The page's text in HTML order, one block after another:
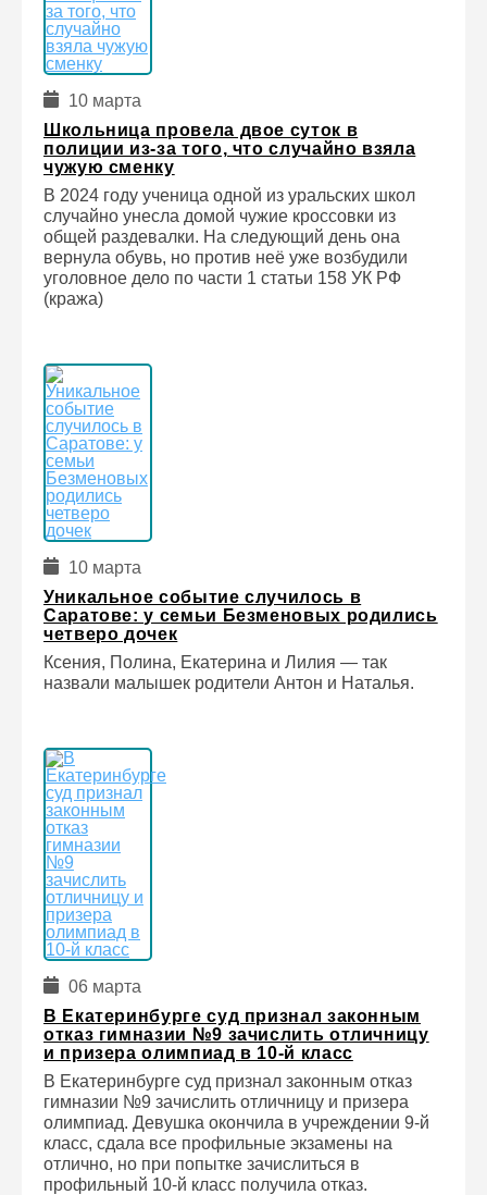
10 марта
Школьница провела двое суток в
полиции из-за того, что случайно взяла
чужую сменку
В 2024 году ученица одной из уральских школ
случайно унесла домой чужие кроссовки из
общей раздевалки. На следующий день она
вернула обувь, но против неё уже возбудили
уголовное дело по части 1 статьи 158 УК РФ
(кража)
10 марта
Уникальное событие случилось в
Саратове: у семьи Безменовых родились
четверо дочек
Ксения, Полина, Екатерина и Лилия — так
назвали малышек родители Антон и Наталья.
06 марта
В Екатеринбурге суд признал законным
отказ гимназии №9 зачислить отличницу
и призера олимпиад в 10-й класс
В Екатеринбурге суд признал законным отказ
гимназии №9 зачислить отличницу и призера
олимпиад. Девушка окончила в учреждении 9-й
класс, сдала все профильные экзамены на
отлично, но при попытке зачислиться в
профильный 10-й класс получила отказ.